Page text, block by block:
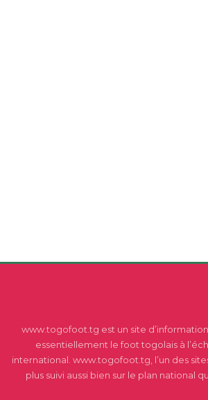
www.togofoot.tg est un site
essentiellement le foot togolais à
international. www.togofoot.tg, l’un des
plus suivi aussi bien sur le plan national